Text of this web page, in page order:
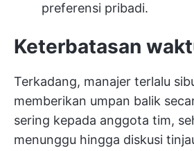
preferensi pribadi.
Keterbatasan
Terkadang, manajer terlalu
memberikan umpan balik
sering kepada anggota tim,
menunggu hingga diskusi